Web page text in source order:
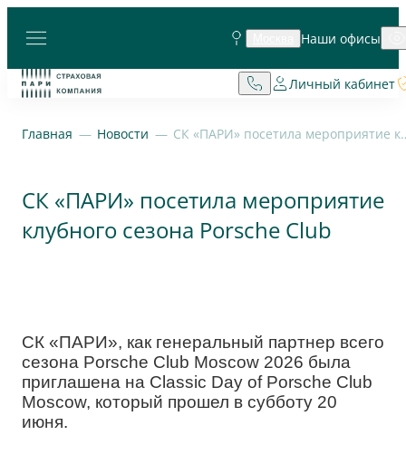
Наши офисы
Личный кабинет
Главная Новости СК «ПАРИ»
СК «ПАРИ» посетила мероприятие
клубного сезона Porsche Club
СК «ПАРИ», как генеральный партнер всего
сезона Porsche Club Moscow 2026 была
приглашена на Classic Day of Porsche Club
Moscow, который прошел в субботу 20
июня.